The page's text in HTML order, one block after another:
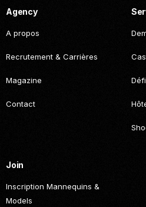
Agency
A propos
Recrutement & Carrières
Magazine
Contact
Join
Inscription Mannequins &
Models